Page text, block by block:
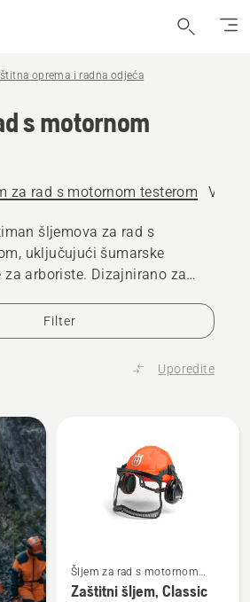
oprema i radna odjeća
s motornom
za rad s motornom testerom Viziri
šljemova za rad s
uključujući šumarske
za arboriste. Dizajnirano za
Filter
Uporedite
Pogledajte
više
Šljem za rad s motornom
testerom
Zaštitni šljem, Classic